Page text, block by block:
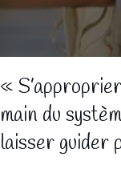
«
main du
laisser guider